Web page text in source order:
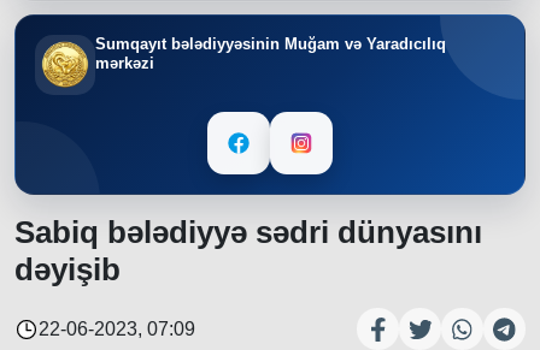
Sumqayıt bələdiyyəsinin Muğam və Yaradıcılıq
mərkəzi
Sabiq bələdiyyə sədri dünyasını
dəyişib
22-06-2023, 07:09